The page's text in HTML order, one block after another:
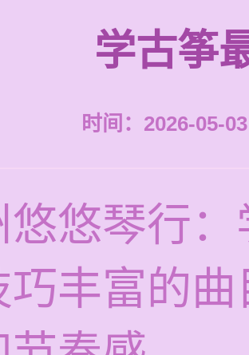
学古筝
时间：2026-05-
悠悠琴行
巧丰富的